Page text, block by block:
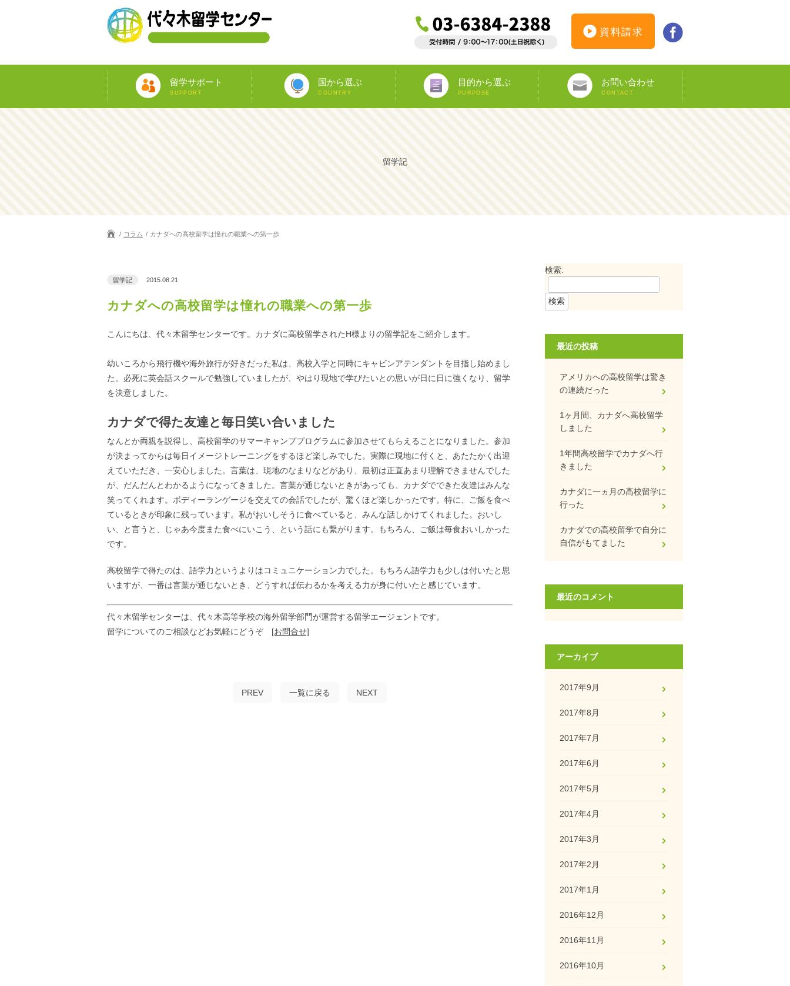
資料請求
留学サポート
SUPPORT
国から選ぶ
COUNTRY
アメリカ
カナダ
オーストラリア
ニュージーランド
イギリス
アイルランド
マルタ
イタリア
スペイン
フランス
ドイツ
南アフリカ
目的から選ぶ
PURPOSE
語学留学
教師宅ホームステイ
中学/高校正規留学
大学正規留学
専門留学
語学プラスα
海外ボランティア
海外インターンシップ
オペア
ワーキングホリデー
お問い合わせ
CONTACT
カウンセリング予約
資料請求
オンライン申し込み
インターンシップ仮登録
ビザ申請サポート
DS-160
留学記
コラム カナダへの高校留学は憧れの職業への第一歩
留学記 2015.08.21
カナダへの高校留学は憧れの職業への第一歩
こんにちは、代々木留学センターです。カナダに高校留学されたH様よりの留学記をご紹介します。
幼いころから飛行機や海外旅行が好きだった私は、高校入学と同時にキャビンアテンダントを目指し始めまし
た。必死に英会話スクールで勉強していましたが、やはり現地で学びたいとの思いが日に日に強くなり、留学
を決意しました。
カナダで得た友達と毎日笑い合いました
なんとか両親を説得し、高校留学のサマーキャンププログラムに参加させてもらえることになりました。参加
が決まってからは毎日イメージトレーニングをするほど楽しみでした。実際に現地に付くと、あたたかく出迎
えていただき、一安心しました。言葉は、現地のなまりなどがあり、最初は正直あまり理解できませんでした
が、だんだんとわかるようになってきました。言葉が通じないときがあっても、カナダでできた友達はみんな
笑ってくれます。ボディーランゲージを交えての会話でしたが、驚くほど楽しかったです。特に、ご飯を食べ
ているときが印象に残っています。私がおいしそうに食べていると、みんな話しかけてくれました。おいし
い、と言うと、じゃあ今度また食べにいこう、という話にも繋がります。もちろん、ご飯は毎食おいしかった
です。
高校留学で得たのは、語学力というよりはコミュニケーション力でした。もちろん語学力も少しは付いたと思
いますが、一番は言葉が通じないとき、どうすれば伝わるかを考える力が身に付いたと感じています。
代々木留学センターは、代々木高等学校の海外留学部門が運営する留学エージェントです。
留学についてのご相談などお気軽にどうぞ [お問合せ]
PREV 一覧に戻る NEXT
検索:
最近の投稿
アメリカへの高校留学は驚き
の連続だった
1ヶ月間、カナダへ高校留学
しました
1年間高校留学でカナダへ行
きました
カナダに一ヵ月の高校留学に
行った
カナダでの高校留学で自分に
自信がもてました
最近のコメント
アーカイブ
2017年9月
2017年8月
2017年7月
2017年6月
2017年5月
2017年4月
2017年3月
2017年2月
2017年1月
2016年12月
2016年11月
2016年10月